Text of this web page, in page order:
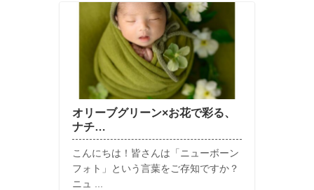
オリーブグリーン×お花で彩る、
ナチ…
こんにちは！皆さんは「ニューボーン
フォト」という言葉をご存知ですか？
ニュ ...